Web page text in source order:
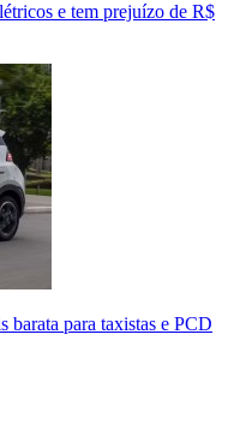
e tem prejuízo de R$
para taxistas e PCD